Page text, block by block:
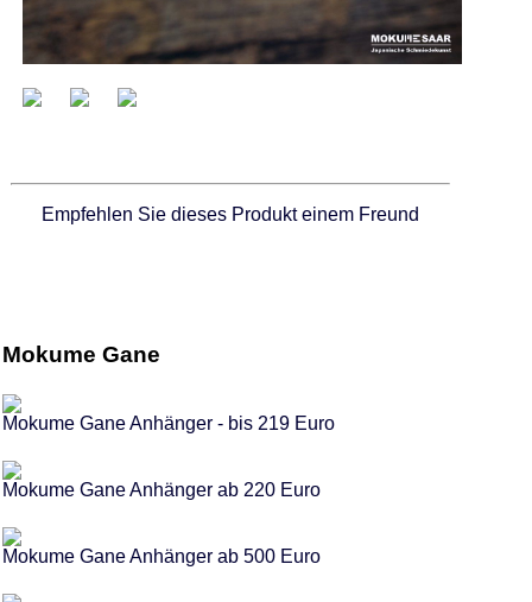
Empfehlen Sie dieses Produkt einem Freund
Mokume Gane
Mokume Gane Anhänger - bis 219 Euro
Mokume Gane Anhänger ab 220 Euro
Mokume Gane Anhänger ab 500 Euro